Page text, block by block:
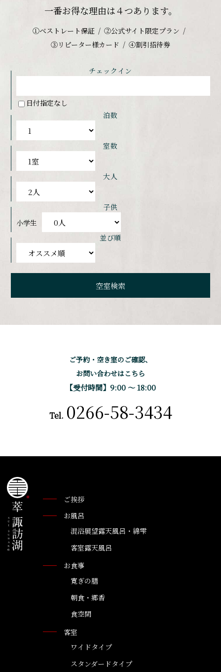
一番お得な理由は４つあります。
①ベストレート保証
②公式サイト限定プラン
③リピーター様カード
④割引招待券
チェックイン
日付指定なし
泊数
室数
大人
子供
小学生
並び順
ご予約・空き室のご確認、
お問い合わせはこちら
【受付時間】9:00 〜 18:00
Tel. 0266-58-3434
ご挨拶
お風呂
混浴展望露天風呂・綿雫
客室露天風呂
お食事
寛ぎの膳
朝食・郷香
食空間
客室
ワイドタイプ
スタンダードタイプ